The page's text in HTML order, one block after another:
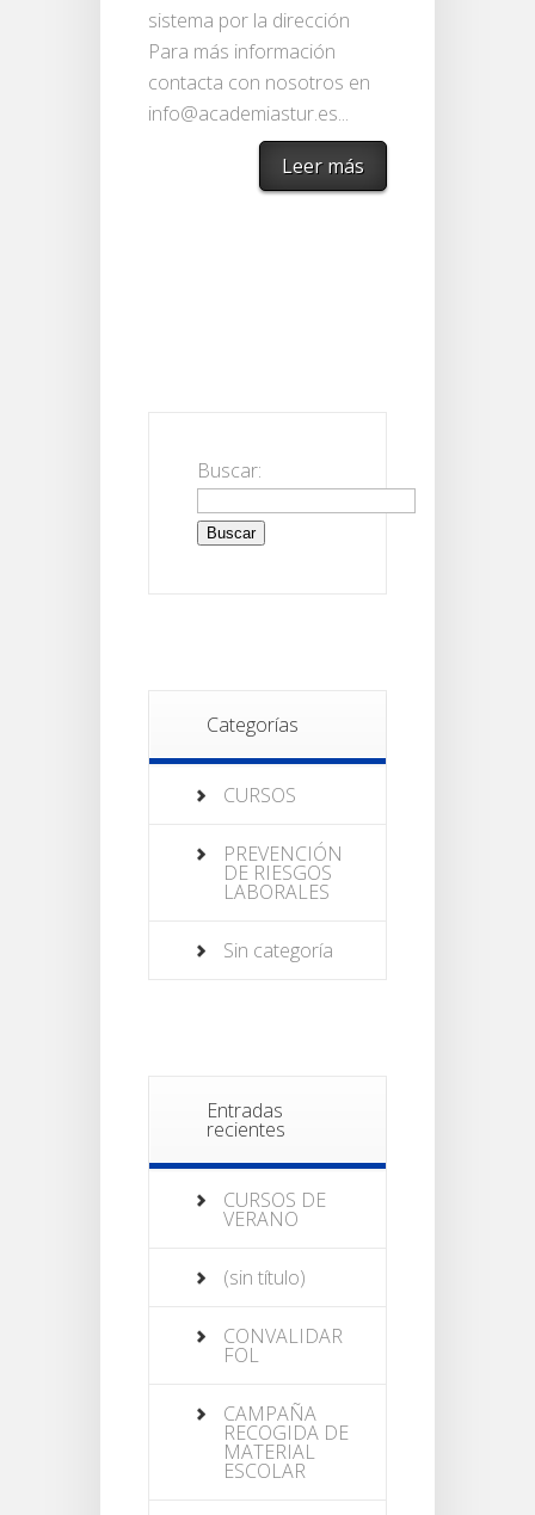
sistema por la dirección
Para más información
contacta con nosotros en
info@academiastur.es...
Leer más
Buscar:
Categorías
CURSOS
PREVENCIÓN
DE RIESGOS
LABORALES
Sin categoría
Entradas
recientes
CURSOS DE
VERANO
(sin título)
CONVALIDAR
FOL
CAMPAÑA
RECOGIDA DE
MATERIAL
ESCOLAR